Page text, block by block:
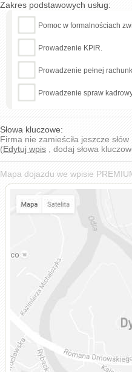
Zakres podstawowych usług:
Pomoc w formalnościach
Prowadzenie KPiR.
Prowadzenie pełnej
Prowadzenie spraw
Słowa kluczowe:
Firma nie zamieściła jeszcze słów
(Edytuj wpis , dodaj słowa
Mapa dojazdu we wpisie